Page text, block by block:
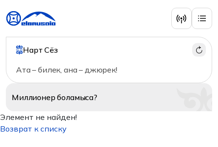
Нарт Сёз
Ата – билек, ана – джюрек!
Миллионерболамыса?
Элемент не найден!
Возврат к списку